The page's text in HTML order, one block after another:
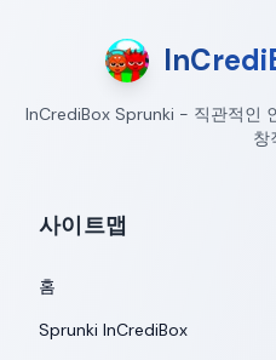
InCrediBox Sprunki - 직관적인
창
사이트맵
홈
Sprunki InCrediBox